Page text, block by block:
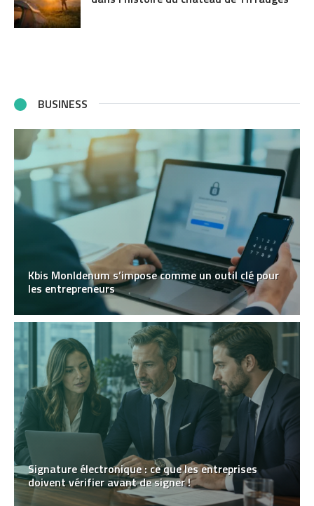
BUSINESS
Kbis MonIdenum s’impose comme un outil clé pour
les entrepreneurs
Signature électronique : ce que les entreprises
doivent vérifier avant de signer !